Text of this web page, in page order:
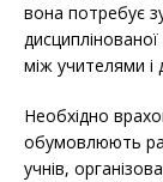
вона потребує
між учителями і
Необхідно
обумовлюють
учнів,